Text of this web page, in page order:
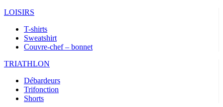
LOISIRS
T-shirts
Sweatshirt
Couvre-chef – bonnet
TRIATHLON
Débardeurs
Trifonction
Shorts